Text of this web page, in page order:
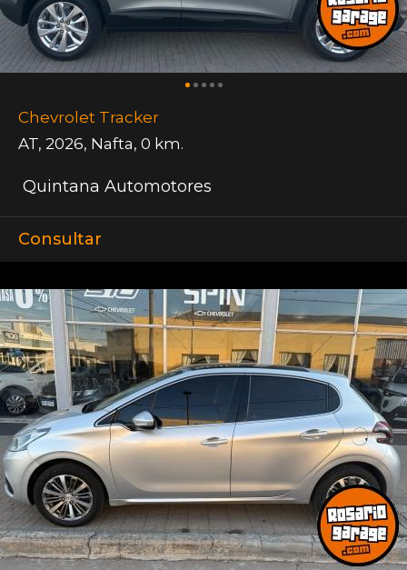
Chevrolet Tracker
AT, 2026, Nafta, 0 km.
Quintana Automotores
Consultar